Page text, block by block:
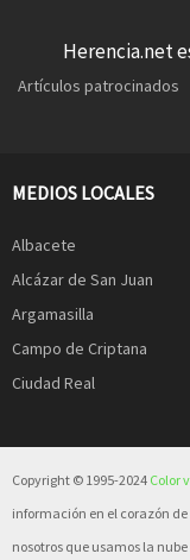
Herencia.net
Artículos patrocinados
MEDIOS LOCALES
Albacete
Alcázar de San Juan
Argamasilla
Campo de Criptana
Ciudad Real
Copyright © 1995-2024 Color
información en el corazón
nosotros que usamos la